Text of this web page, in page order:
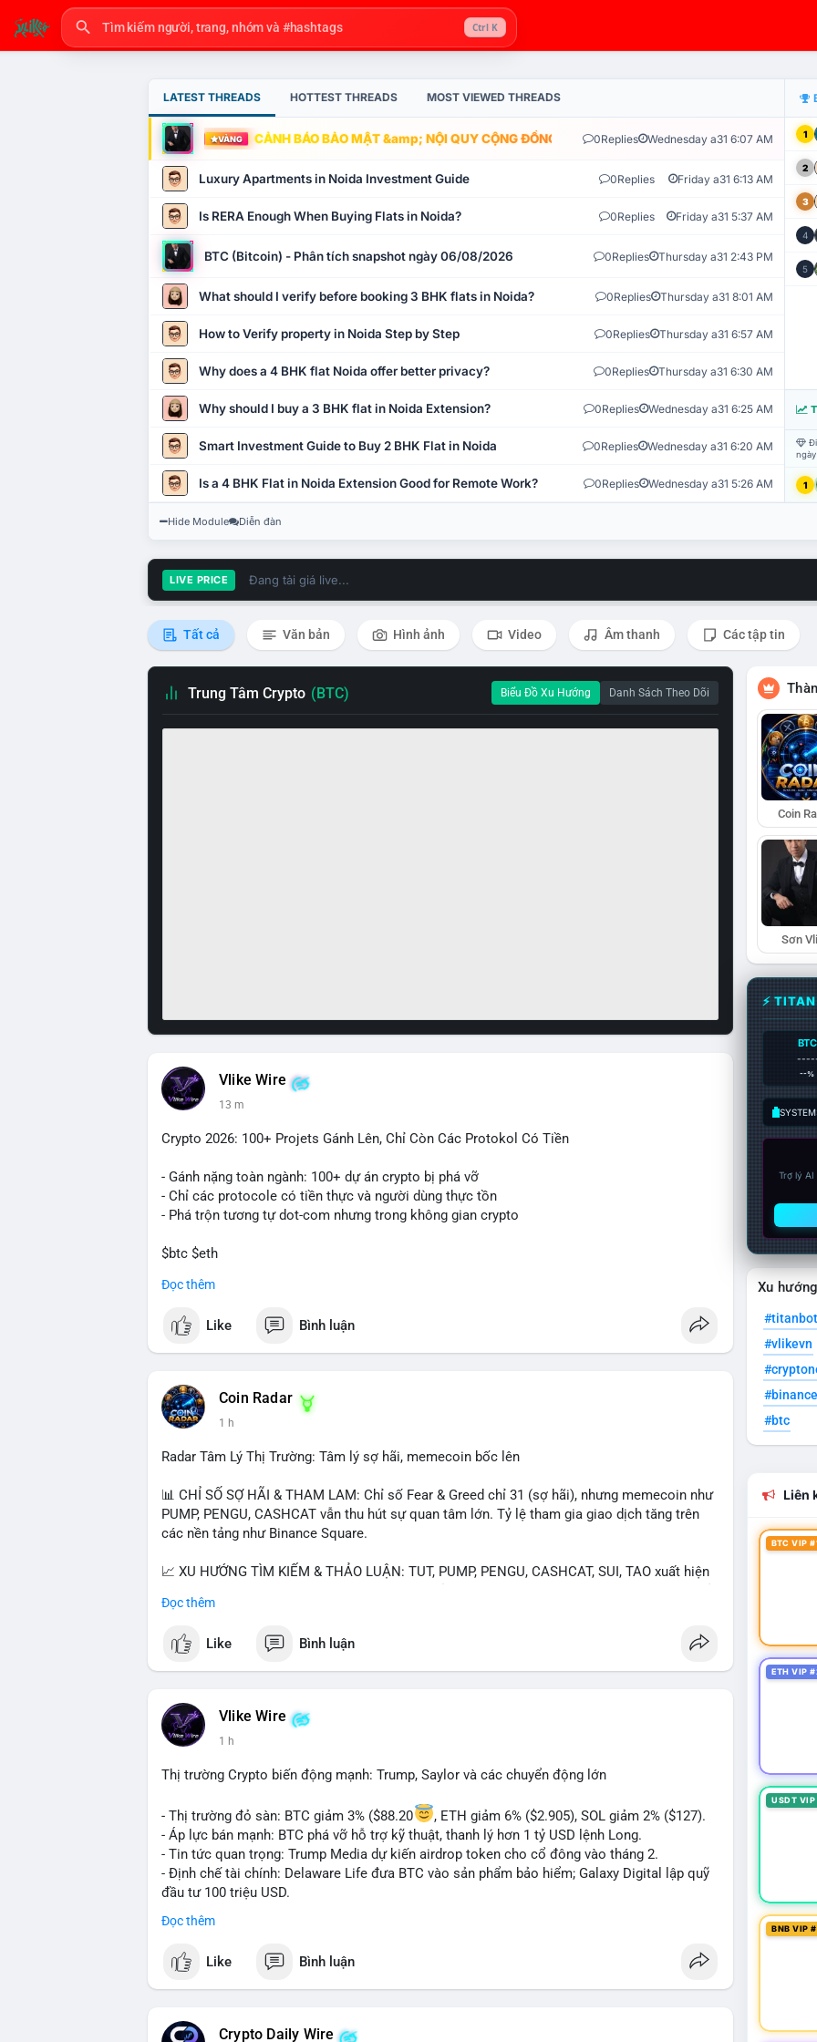
Ctrl K
LATEST THREADS HOTTEST THREADS MOST VIEWED THREADS
VÀNG CẢNH BÁO BẢO MẬT &amp; NỘI QUY CỘNG ĐỒNG VLIKE.VN: HỆ THỐNG GIÁM SÁT TỰ
0Replies Wednesday a31 6:07 AM
Luxury Apartments in Noida Investment Guide 0Replies Friday a31 6:13 AM
Is RERA Enough When Buying Flats in Noida? 0Replies Friday a31 5:37 AM
BTC (Bitcoin) - Phân tích snapshot ngày 06/08/2026 0Replies Thursday a31 2:43 PM
What should I verify before booking 3 BHK flats in Noida? 0Replies Thursday a31 8:01 AM
How to Verify property in Noida Step by Step 0Replies Thursday a31 6:57 AM
Why does a 4 BHK flat Noida offer better privacy? 0Replies Thursday a31 6:30 AM
Why should I buy a 3 BHK flat in Noida Extension? 0Replies Wednesday a31 6:25 AM
Smart Investment Guide to Buy 2 BHK Flat in Noida 0Replies Wednesday a31 6:20 AM
Is a 4 BHK Flat in Noida Extension Good for Remote Work? 0Replies Wednesday a31 5:26 AM
1
2
3
4
5
1
Hide Module Diễn đàn
LIVE PRICE Đang tải giá live...
Tất cả Văn bản Hình ảnh Video Âm thanh Các tập tin
Trung Tâm Crypto (BTC) Biểu Đồ Xu Hướng Danh Sách Theo Dõi
Vlike Wire
13 m
Crypto 2026: 100+ Projets Gánh Lên, Chỉ Còn Các Protokol Có Tiền
- Gánh nặng toàn ngành: 100+ dự án crypto bị phá vỡ
- Chỉ các protocole có tiền thực và người dùng thực tồn
- Phá trộn tương tự dot-com nhưng trong không gian crypto
$btc $eth
#vlikevn
📰 Nguồn: CoinDesk
Đọc thêm
Like Bình luận
Coin Radar
1 h
Radar Tâm Lý Thị Trường: Tâm lý sợ hãi, memecoin bốc lên
📊 CHỈ SỐ SỢ HÃI & THAM LAM: Chỉ số Fear & Greed chỉ 31 (sợ hãi), nhưng memecoin như
PUMP, PENGU, CASHCAT vẫn thu hút sự quan tâm lớn. Tỷ lệ tham gia giao dịch tăng trên
các nền tảng như Binance Square.
📈 XU HƯỚNG TÌM KIẾM & THẢO LUẬN: TUT, PUMP, PENGU, CASHCAT, SUI, TAO xuất hiện
đề hấp dẫn. Bàn tán về SPCX và SAGA cũng hấp dẫn.
💬 DÒNG CHẢY TIN TỨC & TRUYỀN THÔNG: Bàn tán về "long SAGA", "short SPCX", và "đã
ngồi ăn ở khách sạn 5*" (từ bài đăng Binance Square). Tin tức về BIP-110 Bitcoin và SKR
💡 NHẬN ĐỊNH & KHUYẾN NGHỊ: Tâm lý thị trường phân cực. Sợ hãi do chỉ số thấp nhưng
xu hướng memecoin và tin tức tích cực (BTC ETF, SKR) tạo áp lực lên giá. Rủi ro từ các đề
nhân.
📊 Nguồn: Radar Tâm Lý Thị Trường
Đọc thêm
Like Bình luận
Vlike Wire
1 h
Thị trường Crypto biến động mạnh: Trump, Saylor và các chuyển động lớn
- Thị trường đỏ sàn: BTC giảm 3% ($88.20
, ETH giảm 6% ($2.905), SOL giảm 2% ($127).
- Áp lực bán mạnh: BTC phá vỡ hỗ trợ kỹ thuật, thanh lý hơn 1 tỷ USD lệnh Long.
- Tin tức quan trọng: Trump Media dự kiến airdrop token cho cổ đông vào tháng 2.
- Định chế tài chính: Delaware Life đưa BTC vào sản phẩm bảo hiểm; Galaxy Digital lập quỹ
đầu tư 100 triệu USD.
- Pháp lý: CEO Coinbase thúc đẩy khung pháp lý tại Davos; Bồ Đào Nha chặn Polymarket.
#binancesquare #cryptonews
$btc $eth $sol $xrp
#vlikevn #titanbot
Đọc thêm
Like Bình luận
Crypto Daily Wire
Coin
Sơn
⚡
BTC
--%
Trợ lý
Xu
#titanbot
#vlikevn
#btc
Liên
BTC VIP
ETH VIP
USDT
BNB VIP